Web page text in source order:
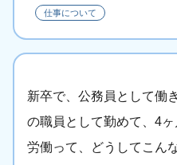
仕事について
新卒で、公務員として働
の職員として勤めて、4ヶ
労働って、どうしてこん